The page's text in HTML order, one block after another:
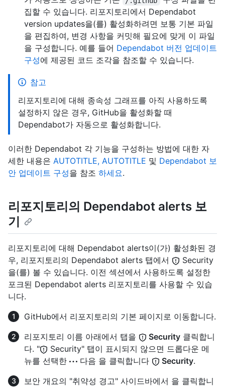
집할 수 있습니다. 리포지토리에서 Dependabot
version updates을(를) 활성화하려면 보통 기본 파일
을 편집하여, 변경 사항을 커밋해 필요에 맞게 이 파일
을 구성합니다. 예를 들어 Dependabot 버전 업데이트
구성에 제공된 코드 조각을 참조할 수 있습니다.
참고
리포지토리에 대해 종속성 그래프를 아직 사용하도록
설정하지 않은 경우, GitHub을 활성화할 때
Dependabot가 자동으로 활성화합니다.
이러한 Dependabot 각 기능을 구성하는 방법에 대한 자
세한 내용은 AUTOTITLE, AUTOTITLE 및 Dependabot 보
안 업데이트 구성을 참조 하세요.
리포지토리의 Dependabot alerts 보
기
리포지토리에 대해 Dependabot alerts이(가) 활성화된 경
우, 리포지토리의 Dependabot alerts 탭에서
Security
을(를) 볼 수 있습니다. 이전 섹션에서 사용하도록 설정한
포크된 Dependabot alerts 리포지토리를 사용할 수 있습
니다.
GitHub에서 리포지토리의 기본 페이지로 이동합니다.
리포지토리 이름 아래에서 탭을
Security 클릭합니
다. "
Security" 탭이 표시되지 않으면 드롭다운 메
뉴를 선택한
다음 을 클릭합니다 Security.
보안 개요의 "취약성 경고" 사이드바에서 을 클릭합니